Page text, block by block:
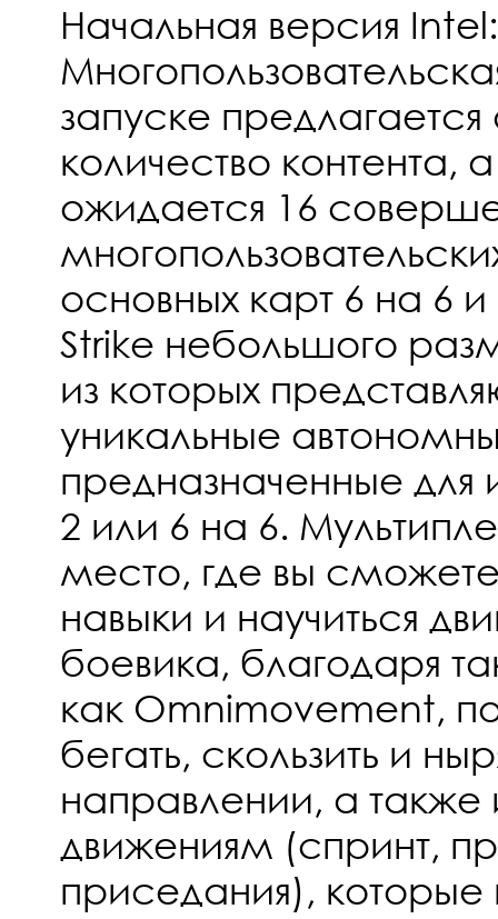
Начальная версия Intel:
запуске
количество контента,
ожидается 16
основных карт 6 на 6
Strike небольшого
из которых
уникальные
предназначенные для
2 или 6 на 6.
место, где вы
навыки и научиться
боевика, благодаря
как Omnimovement,
бегать, скользить и
направлении, а также
движениям (спринт,
приседания), которые